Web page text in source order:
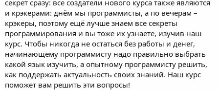
секрет сразу: все создатели нового курса также являются
и крэкерами: днём мы программисты, а по вечерам –
крэкеры, поэтому ещё лучше знаем все секреты
программирования и вы тоже их узнаете, изучив наш
курс. Чтобы никогда не остаться без работы и денег,
начинающему программисту надо правильно выбрать
какой язык изучить, а опытному программисту решить,
как поддержать актуальность своих знаний. Наш курс
поможет вам решить эти вопросы!